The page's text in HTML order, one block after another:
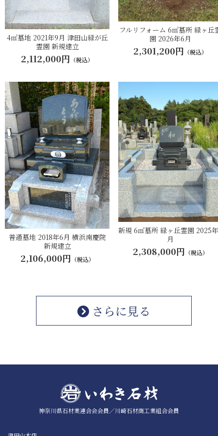
4㎡墓地 2021年9月 津田山緑が丘
霊園 新規建立
2,112,000円 （税込）
フルリフォーム 6㎡墓所 緑ヶ丘
園 2026年6月
2,301,200円 （税込）
普通墓地 2018年6月 横浜南慶院
新規建立
2,106,000円 （税込）
新規 6㎡墓所 緑ヶ丘霊園 2025
月
2,308,000円 （税込）
さらに見る
神奈川県石材業連合会会員／川崎石材商工業組合会員